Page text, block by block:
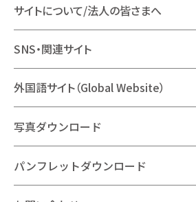
サイトについて/法人の皆さまへ
SNS・関連サイト
外国語サイト（Global Website）
写真ダウンロード
パンフレットダウンロード